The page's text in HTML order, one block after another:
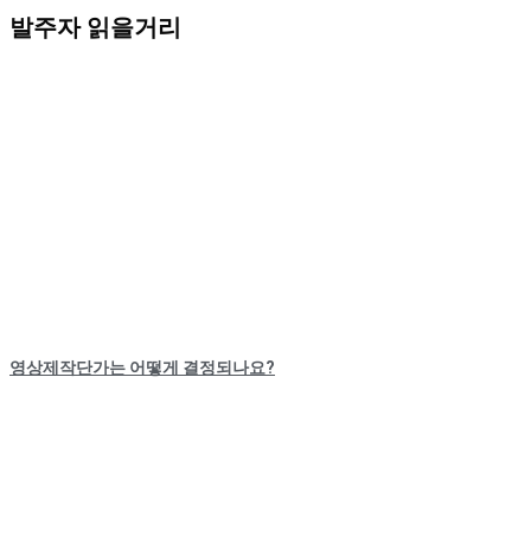
발주자 읽을거리
영상제작단가는 어떻게 결정되나요?